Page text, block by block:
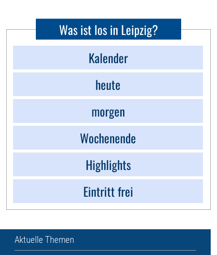
Was ist los in Leipzig?
Kalender
heute
morgen
Wochenende
Highlights
Eintritt frei
Aktuelle Themen